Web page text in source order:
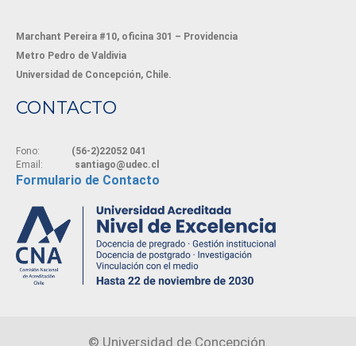
Marchant Pereira #10, oficina 301 – Providencia
Metro Pedro de Valdivia
Universidad de Concepción, Chile.
CONTACTO
Fono:
(56-2)22052 041
Email:
santiago@udec.cl
Formulario de Contacto
© Universidad de Concepción.